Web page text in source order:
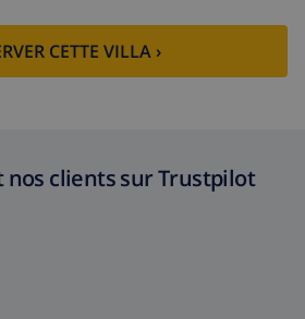
CETTE VILLA ›
nos clients sur Trustpilot